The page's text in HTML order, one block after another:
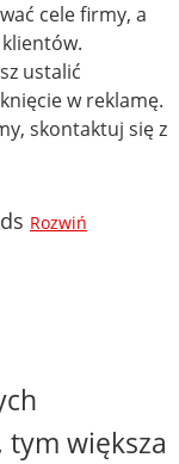
cele firmy, a
ustalić
w reklamę.
skontaktuj się z
Rozwiń
większa